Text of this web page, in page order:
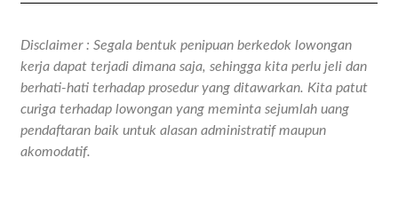
Disclaimer : Segala bentuk penipuan berkedok lowongan
kerja dapat terjadi dimana saja, sehingga kita perlu jeli dan
berhati-hati terhadap prosedur yang ditawarkan. Kita patut
curiga terhadap lowongan yang meminta sejumlah uang
pendaftaran baik untuk alasan administratif maupun
akomodatif.